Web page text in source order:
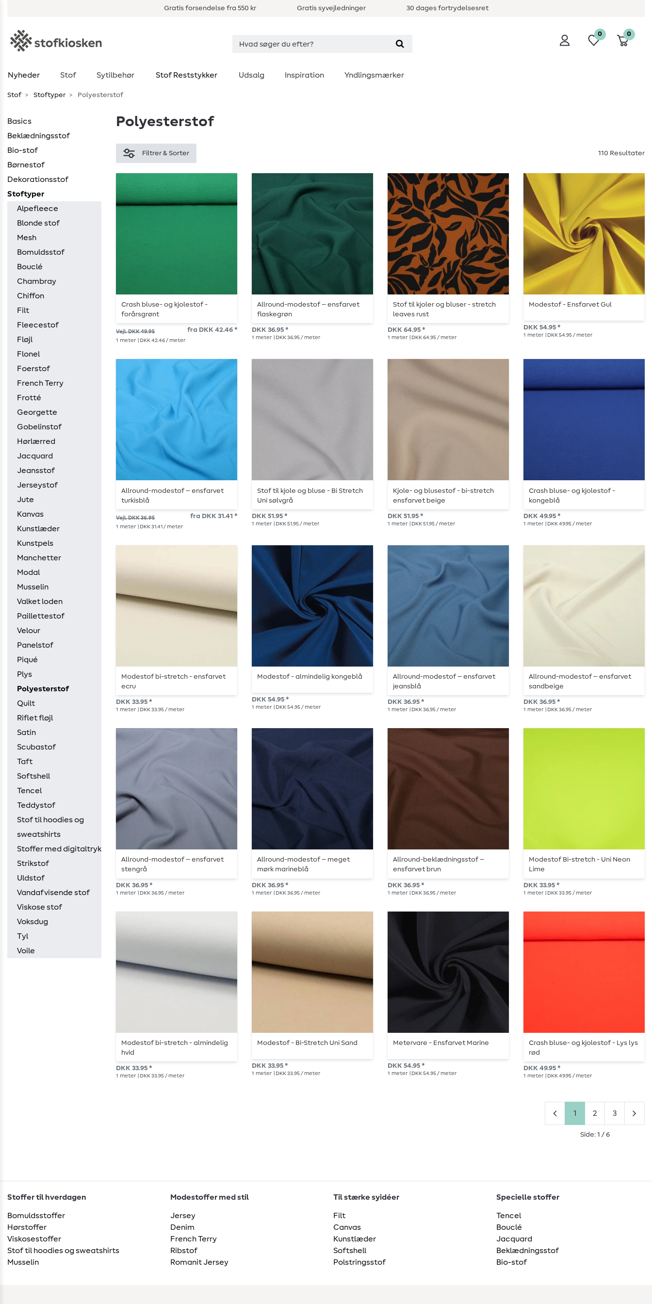
Gratis forsendelse fra 550 kr Gratis syvejledninger 30 dages fortrydelsesret
0 0
Nyheder Stof Sytilbehør Stof Reststykker Udsalg Inspiration Yndlingsmærker
Stof Stoftyper Polyesterstof
Basics
Beklædningsstof
Bio-stof
Børnestof
Dekorationsstof
Stoftyper
Alpefleece
Blonde stof
Mesh
Bomuldsstof
Bouclé
Chambray
Chiffon
Filt
Fleecestof
Fløjl
Flonel
Foerstof
French Terry
Frotté
Georgette
Gobelinstof
Hørlærred
Jacquard
Jeansstof
Jerseystof
Jute
Kanvas
Kunstlæder
Kunstpels
Manchetter
Modal
Musselin
Valket loden
Paillettestof
Velour
Panelstof
Piqué
Plys
Polyesterstof
Quilt
Riflet fløjl
Satin
Scubastof
Taft
Softshell
Tencel
Teddystof
Stof til hoodies og
sweatshirts
Stoffer med digitaltryk
Strikstof
Uldstof
Vandafvisende stof
Viskose stof
Voksdug
Tyl
Voile
Polyesterstof
Filtrer & Sorter 110 Resultater
Crash bluse- og kjolestof -
forårsgrønt
Vejl. DKK 49.95 fra DKK 42.46 *
1 meter | DKK 42.46 / meter
Allround-modestof – ensfarvet
flaskegrøn
DKK 36.95 *
1 meter | DKK 36.95 / meter
Stof til kjoler og bluser - stretch
leaves rust
DKK 64.95 *
1 meter | DKK 64.95 / meter
Modestof - Ensfarvet Gul
DKK 54.95 *
1 meter | DKK 54.95 / meter
Allround-modestof – ensfarvet
turkisblå
Vejl. DKK 36.95 fra DKK 31.41 *
1 meter | DKK 31.41 / meter
Stof til kjole og bluse - Bi Stretch
Uni sølvgrå
DKK 51.95 *
1 meter | DKK 51.95 / meter
Kjole- og blusestof - bi-stretch
ensfarvet beige
DKK 51.95 *
1 meter | DKK 51.95 / meter
Crash bluse- og kjolestof -
kongeblå
DKK 49.95 *
1 meter | DKK 49.95 / meter
Modestof bi-stretch - ensfarvet
ecru
DKK 33.95 *
1 meter | DKK 33.95 / meter
Modestof - almindelig kongeblå
DKK 54.95 *
1 meter | DKK 54.95 / meter
Allround-modestof – ensfarvet
jeansblå
DKK 36.95 *
1 meter | DKK 36.95 / meter
Allround-modestof – ensfarvet
sandbeige
DKK 36.95 *
1 meter | DKK 36.95 / meter
Allround-modestof – ensfarvet
stengrå
DKK 36.95 *
1 meter | DKK 36.95 / meter
Allround-modestof – meget
mørk marineblå
DKK 36.95 *
1 meter | DKK 36.95 / meter
Allround-beklædningsstof –
ensfarvet brun
DKK 36.95 *
1 meter | DKK 36.95 / meter
Modestof Bi-stretch - Uni Neon
Lime
DKK 33.95 *
1 meter | DKK 33.95 / meter
Modestof bi-stretch - almindelig
hvid
DKK 33.95 *
1 meter | DKK 33.95 / meter
Modestof - Bi-Stretch Uni Sand
DKK 33.95 *
1 meter | DKK 33.95 / meter
Metervare - Ensfarvet Marine
DKK 54.95 *
1 meter | DKK 54.95 / meter
Crash bluse- og kjolestof - Lys lys
rød
DKK 49.95 *
1 meter | DKK 49.95 / meter
1 2 3
Side: 1 / 6
Stoffer til hverdagen
Bomuldsstoffer
Hørstoffer
Viskosestoffer
Stof til hoodies og sweatshirts
Musselin
Modestoffer med stil
Jersey
Denim
French Terry
Ribstof
Romanit Jersey
Til stærke syidéer
Filt
Canvas
Kunstlæder
Softshell
Polstringsstof
Specielle stoffer
Tencel
Bouclé
Jacquard
Beklædningsstof
Bio-stof